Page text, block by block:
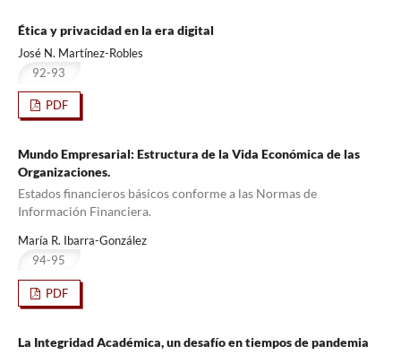
Ética y privacidad en la era digital
José N. Martínez-Robles
92-93
PDF
Mundo Empresarial: Estructura de la Vida Económica de las
Organizaciones.
Estados financieros básicos conforme a las Normas de
Información Financiera.
María R. Ibarra-González
94-95
PDF
La Integridad Académica, un desafío en tiempos de pandemia